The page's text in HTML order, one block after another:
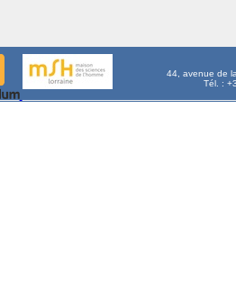
44, avenue de
Tél. :